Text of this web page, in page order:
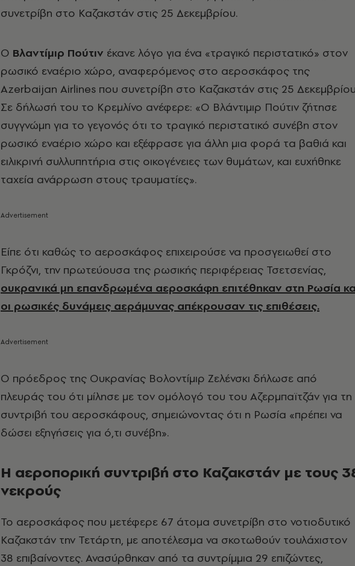
συνετρίβη στο Καζακστάν στις 25 Δεκεμβρίου.
Ο Βλαντίμιρ Πούτιν έκανε λόγο για ένα «τραγικό περιστατικό» στον
ρωσικό εναέριο χώρο, αναφερόμενος στο αεροσκάφος της
Azerbaijan Airlines που συνετρίβη στο Καζακστάν στις 25
Σε δήλωσή του το Κρεμλίνο ανέφερε: «Ο Βλάντιμιρ Πούτιν ζήτησε
συγγνώμη για το γεγονός ότι το τραγικό περιστατικό συνέβη στον
ρωσικό εναέριο χώρο και εξέφρασε για άλλη μια φορά τα βαθιά και
ειλικρινή συλλυπητήρια στις οικογένειες των θυμάτων, και ευχήθηκε
ταχεία ανάρρωση στους τραυματίες».
Είπε ότι καθώς το αεροσκάφος επιχειρούσε να προσγειωθεί στο
Γκρόζνι, την πρωτεύουσα της ρωσικής περιφέρειας Τσετσενίας,
ουκρανικά μη επανδρωμένα αεροσκάφη επιτέθηκαν στη Ρωσία
οι ρωσικές δυνάμεις αεράμυνας απέκρουσαν τις επιθέσεις.
Ο πρόεδρος της Ουκρανίας Βολοντίμιρ Ζελένσκι δήλωσε από
πλευράς του ότι μίλησε με τον ομόλογό του του Αζερμπαϊτζάν για τη
συντριβή του αεροσκάφους, σημειώνοντας ότι η Ρωσία «πρέπει να
δώσει εξηγήσεις για ό,τι συνέβη».
Η αεροπορική συντριβή στο Καζακστάν με τους
νεκρούς
Το αεροσκάφος που μετέφερε 67 άτομα συνετρίβη στο νοτιοδυτικό
Καζακστάν την Τετάρτη, με αποτέλεσμα να σκοτωθούν τουλάχιστον
38 επιβαίνοντες. Ανασύρθηκαν από τα συντρίμμια 29 επιζώντες,